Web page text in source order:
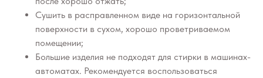
Сушить в расправленном виде на горизонтальной
поверхности в сухом, хорошо проветриваемом
помещении;
Большие изделия не подходят для стирки в машинах-
автоматах. Рекомендуется воспользоваться